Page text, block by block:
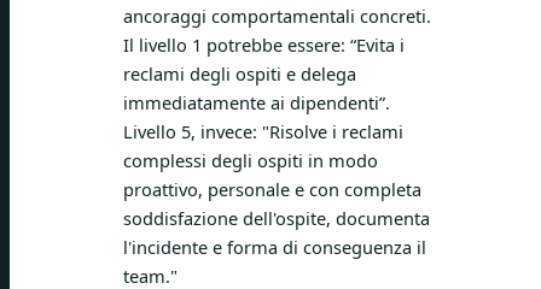
ancoraggi comportamentali concreti.
Il livello 1 potrebbe essere: “Evita i
reclami degli ospiti e delega
immediatamente ai dipendenti”.
Livello 5, invece: "Risolve i reclami
complessi degli ospiti in modo
proattivo, personale e con completa
soddisfazione dell'ospite, documenta
l'incidente e forma di conseguenza il
team."